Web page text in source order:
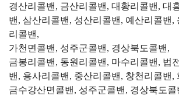
경산리콜밴, 금산리콜밴, 대황리콜밴, 대
밴, 삼산리콜밴, 성산리콜밴, 예산리콜밴,
리콜밴,
가천면콜밴, 성주군콜밴, 경상북도콜밴,
금봉리콜밴, 동원리콜밴, 마수리콜밴, 법
밴, 용사리콜밴, 중산리콜밴, 창천리콜밴,
금수강산면콜밴, 성주군콜밴, 경상북도콜